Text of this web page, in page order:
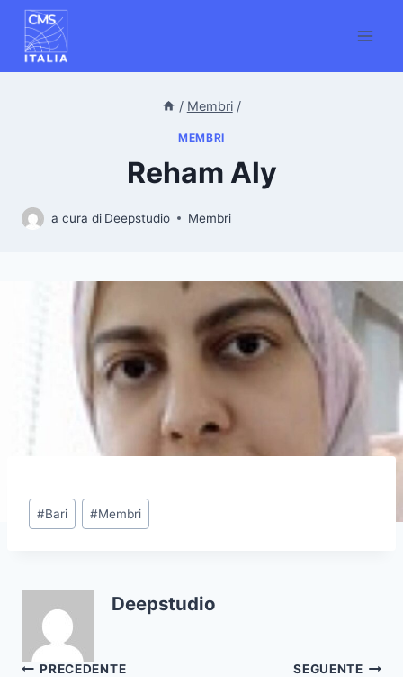
Salta
contenuto
/ Membri /
MEMBRI
Reham Aly
a cura di Deepstudio Membri
Tag
articolo:
#Bari #Membri
Deepstudio
PRECEDENTE SEGUENTE